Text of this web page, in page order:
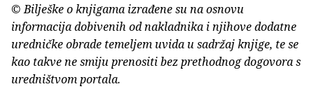
© Bilješke o knjigama izrađene su na osnovu
informacija dobivenih od nakladnika i njihove dodatne
uredničke obrade temeljem uvida u sadržaj knjige, te se
kao takve ne smiju prenositi bez prethodnog dogovora s
uredništvom portala.